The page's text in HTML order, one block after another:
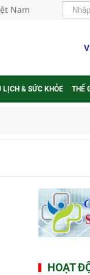
Nam
LỊCH & SỨC KHỎE THẾ
HOẠT